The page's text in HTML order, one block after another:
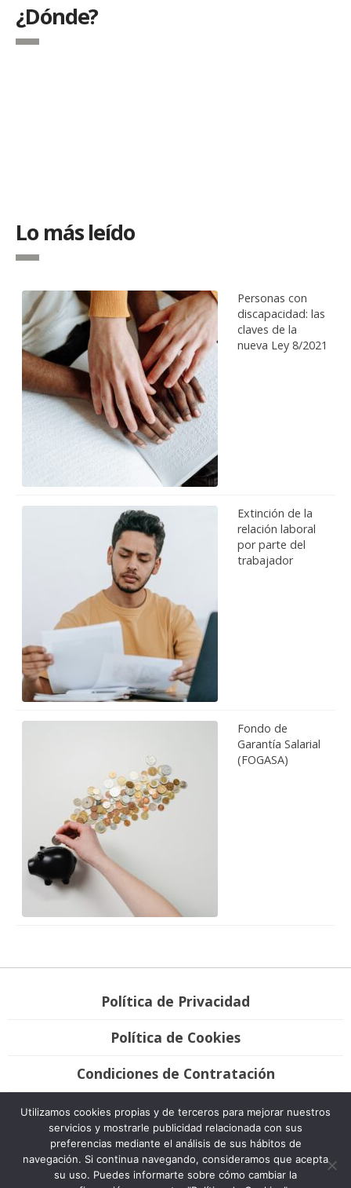
¿Dónde?
Lo más leído
Personas con
discapacidad: las
claves de la
nueva Ley 8/2021
Extinción de la
relación laboral
por parte del
trabajador
Fondo de
Garantía Salarial
(FOGASA)
Política de Privacidad
Política de Cookies
Condiciones de Contratación
Únete
Bravo Advocats, 2007-2020. Todos los derechos reservados. Desarrollo
Plátano Comunicación & Marketing.
Utilizamos cookies propias y de terceros para mejorar nuestros
servicios y mostrarle publicidad relacionada con sus
preferencias mediante el análisis de sus hábitos de
navegación. Si continua navegando, consideramos que acepta
su uso. Puedes informarte sobre cómo cambiar la